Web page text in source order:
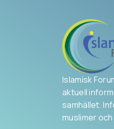
Islamisk
aktuell
samhället.
muslimer